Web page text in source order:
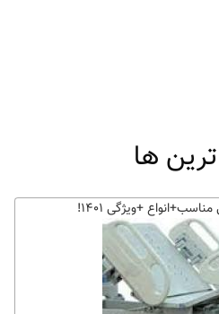
ترین ها
+ویژگی ۱۴۰۱!